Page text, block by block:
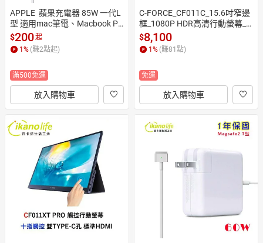
APPLE  蘋果充電器 85W 一代L
型 適用mac筆電、Macbook Pr
o 15吋、17吋 Magsafe 1
$200起
1 % (賺2點起)
滿500免運
放入購物車
C-FORCE_CF011C_15.6吋窄邊
框_1080P HDR高清行動螢幕_
台灣公司貨
$8,100
1 % (賺81 點)
免運
放入購物車